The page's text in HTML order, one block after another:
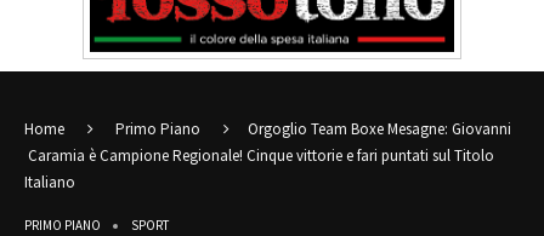
Home Primo Piano
Orgoglio Team Boxe Mesagne: Giovanni
Caramia è Campione Regionale! Cinque vittorie e fari puntati sul Titolo
Italiano
PRIMO PIANO SPORT